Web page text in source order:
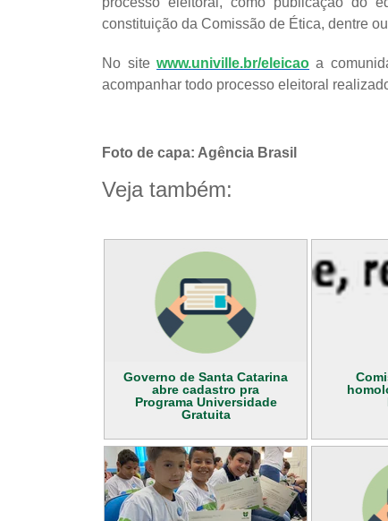
constituição da Comissão de Ética, dentre
No sitewww.univille.br/eleicao a
acompanhar todo processo eleitoral
Foto de capa: Agência Brasil
Veja também:
Governo de Santa Catarina
abre cadastro pra
Programa Universidade
Gratuita